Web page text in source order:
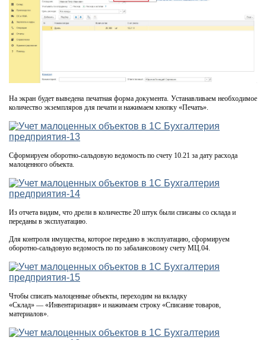
На экран будет выведена печатная форма документа. Устанавливаем необходимое
количество экземпляров для печати и нажимаем кнопку «Печать».
Сформируем оборотно-сальдовую ведомость по счету 10.21 за дату расхода
малоценного объекта.
Из отчета видим, что дрели в количестве 20 штук были списаны со склада и
переданы в эксплуатацию.
Для контроля имущества, которое передано в эксплуатацию, сформируем
оборотно-сальдовую ведомость по по забалансовому счету МЦ.04.
Чтобы списать малоценные объекты, переходим на вкладку
«Склад» — «Инвентаризация» и нажимаем строку «Списание товаров,
материалов».